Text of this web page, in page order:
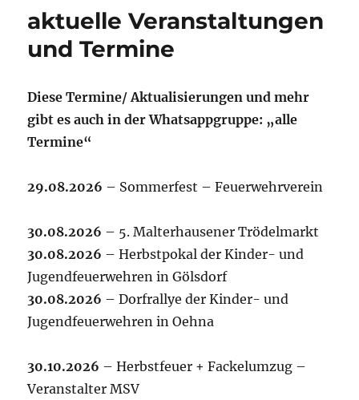
aktuelle Veranstaltungen
und Termine
Diese Termine/ Aktualisierungen und mehr
gibt es auch in der Whatsappgruppe: „alle
Termine“
29.08.2026 – Sommerfest – Feuerwehrverein
30.08.2026 – 5. Malterhausener Trödelmarkt
30.08.2026 – Herbstpokal der Kinder- und
Jugendfeuerwehren in Gölsdorf
30.08.2026 – Dorfrallye der Kinder- und
Jugendfeuerwehren in Oehna
30.10.2026 – Herbstfeuer + Fackelumzug –
Veranstalter MSV